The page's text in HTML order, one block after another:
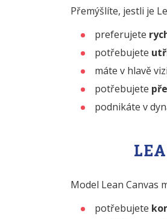
Přemýšlíte, jestli je
preferujete
potřebujete
máte v hlavě
potřebujete
podnikáte v
Model Lean Canvas
potřebujete